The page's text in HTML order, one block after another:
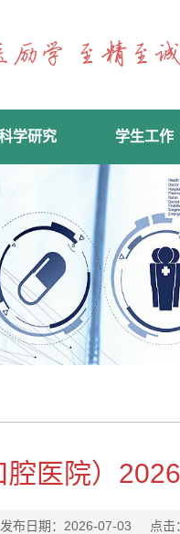
学研究 学生工作
医院）
发布日期：2026-07-03 点击：